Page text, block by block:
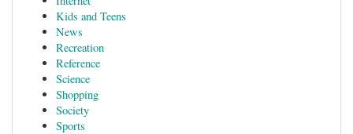
Kids and Teens
News
Recreation
Reference
Science
Shopping
Society
Sports